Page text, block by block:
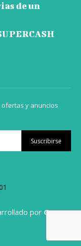
de un
y anuncios
Suscribirse
por Grupo